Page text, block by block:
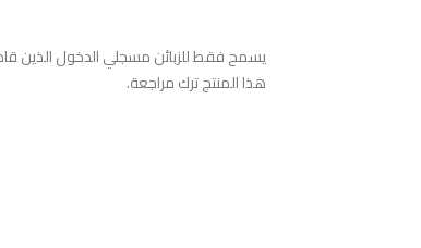
يسمح فقط للزبائن مسجلي الدخول الذين
هذا المنتج ترك مراجعة.